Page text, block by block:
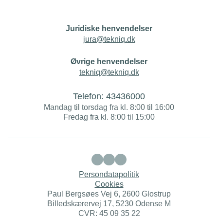
Juridiske henvendelser
jura@tekniq.dk
Øvrige henvendelser
tekniq@tekniq.dk
Telefon: 43436000
Mandag til torsdag fra kl. 8:00 til 16:00
Fredag fra kl. 8:00 til 15:00
Persondatapolitik
Cookies
Paul Bergsøes Vej 6, 2600 Glostrup
Billedskærervej 17, 5230 Odense M
CVR: 45 09 35 22